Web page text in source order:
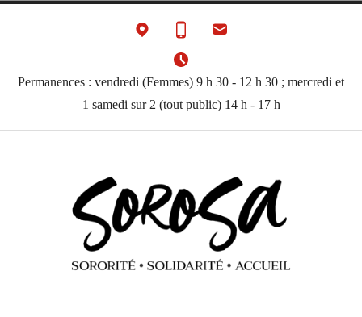
Permanences : vendredi (Femmes) 9 h 30 - 12 h 30 ; mercredi et
1 samedi sur 2 (tout public) 14 h - 17 h